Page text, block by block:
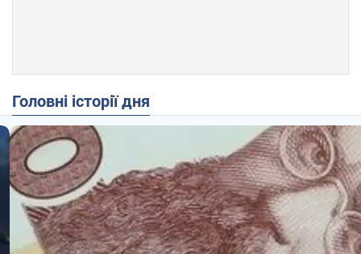
Головні історії дня